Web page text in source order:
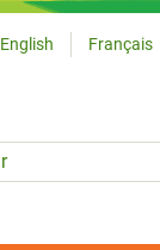
Language
English Français